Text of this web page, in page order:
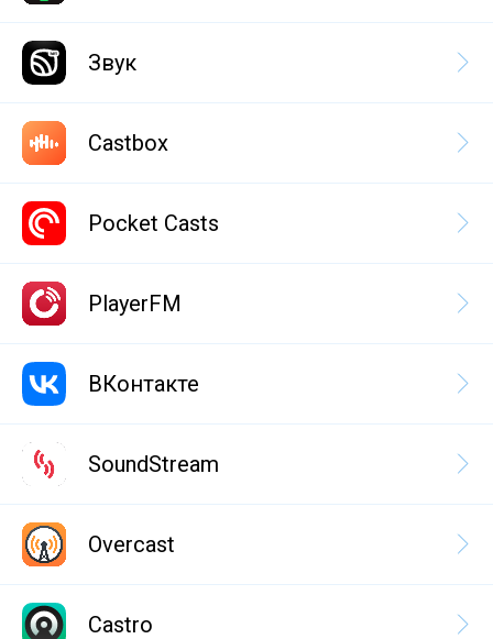
Звук
Castbox
Pocket Casts
PlayerFM
ВКонтакте
SoundStream
Overcast
Castro